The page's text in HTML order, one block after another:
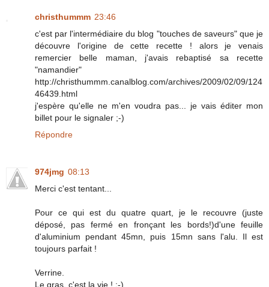
christhummm 23:46
c'est par l'intermédiaire du blog "touches de saveurs" que je
découvre l'origine de cette recette ! alors je venais
remercier belle maman, j'avais rebaptisé sa recette
"namandier"
http://christhummm.canalblog.com/archives/2009/02/09/124
46439.html
j'espère qu'elle ne m'en voudra pas... je vais éditer mon
billet pour le signaler ;-)
Répondre
974jmg 08:13
Merci c'est tentant...
Pour ce qui est du quatre quart, je le recouvre (juste
déposé, pas fermé en fronçant les bords!)d'une feuille
d'aluminium pendant 45mn, puis 15mn sans l'alu. Il est
toujours parfait !
Verrine.
Le gras, c'est la vie ! ;-)